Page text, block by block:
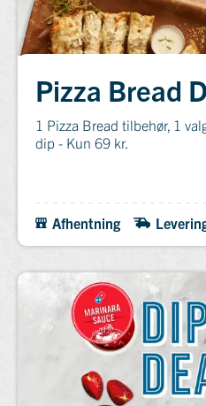
Pizza Bread
1 Pizza Bread tilbehør, 1
dip - Kun 69 kr.
Afhentning